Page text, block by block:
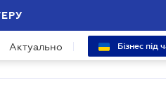
Актуально Бізнес під